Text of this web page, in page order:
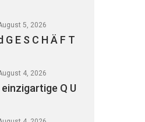
5, 2026
E S C H Ä F T
4, 2026
einzigartige Q U